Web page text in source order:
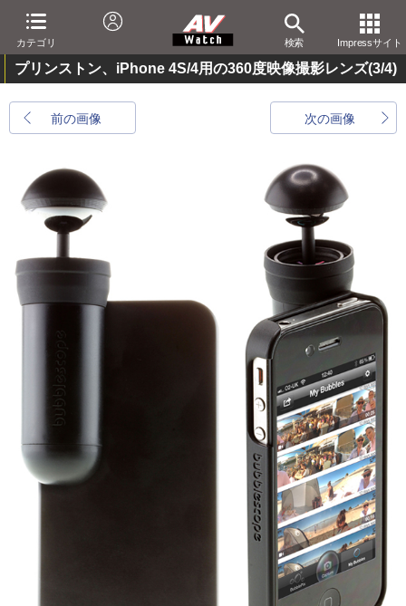
カテゴリ 検索 Impressサイト
プリンストン、iPhone 4S/4用の360度映像撮影レンズ(3/4)
前の画像 次の画像